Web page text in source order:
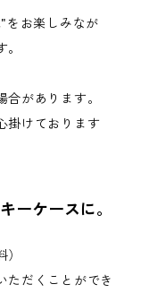
をお楽しみなが
があります。
掛けております
ーケースに。
ただくことができ